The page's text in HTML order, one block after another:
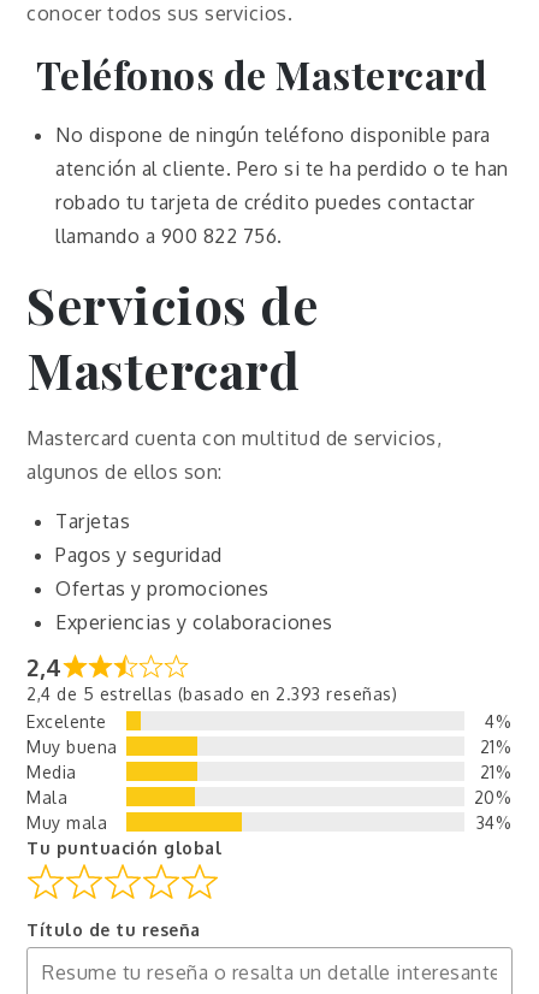
conocer todos sus servicios.
Teléfonos de Mastercard
No dispone de ningún teléfono disponible para
atención al cliente. Pero si te ha perdido o te han
robado tu tarjeta de crédito puedes contactar
llamando a 900 822 756.
Servicios de
Mastercard
Mastercard cuenta con multitud de servicios,
algunos de ellos son:
Tarjetas
Pagos y seguridad
Ofertas y promociones
Experiencias y colaboraciones
2,4
2,4 de 5 estrellas (basado en 2.393 reseñas)
Excelente
4%
Muy buena
21%
Media
21%
Mala
20%
Muy mala
34%
Tu puntuación global
Título de tu reseña